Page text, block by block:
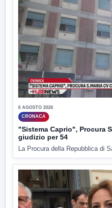
6 AGOSTO 2026
CRONACA
"Sistema Caprio", Procura
giudizio per 54
La Procura della Repubblica di